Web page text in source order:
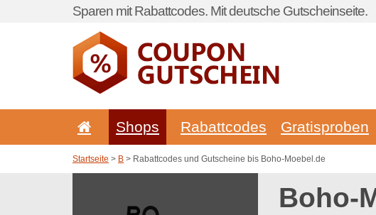
Sparen mit Rabattcodes. Mit deutsche Gutscheinseite.
Shops Rabattcodes Gratisproben
Startseite > B > Rabattcodes und Gutscheine bis Boho-Moebel.de
Boho-